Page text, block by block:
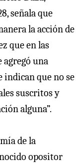
señala que
la acción de
que en las
agregó una
indican que no se
suscritos y
alguna”.
de la
opositor